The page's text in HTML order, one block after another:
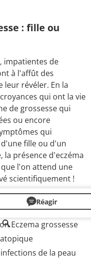
: fille ou
impatientes de
à l'affût des
révéler. En la
qui ont la vie
de grossesse qui
ou encore
qui
fille ou d'un
la présence d'eczéma
l'on attend une
scientifiquement !
Réagir
Eczema grossesse
de la peau